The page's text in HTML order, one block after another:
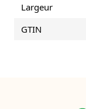
Largeur
GTIN